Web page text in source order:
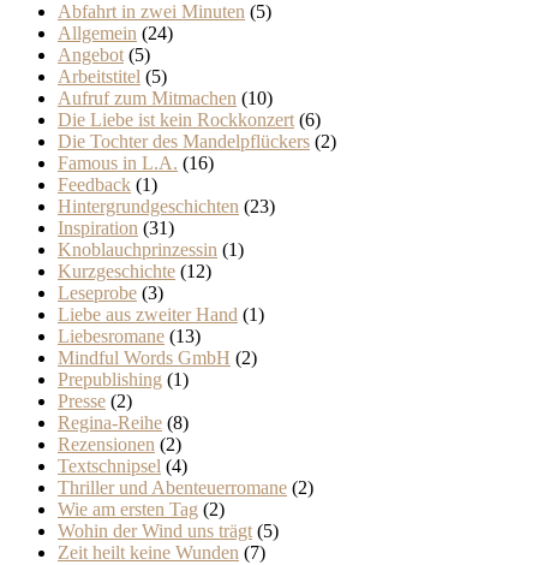
Abfahrt in zwei Minuten (5)
Allgemein (24)
Angebot (5)
Arbeitstitel (5)
Aufruf zum Mitmachen (10)
Die Liebe ist kein Rockkonzert (6)
Die Tochter des Mandelpflückers (2)
Famous in L.A. (16)
Feedback (1)
Hintergrundgeschichten (23)
Inspiration (31)
Knoblauchprinzessin (1)
Kurzgeschichte (12)
Leseprobe (3)
Liebe aus zweiter Hand (1)
Liebesromane (13)
Mindful Words GmbH (2)
Prepublishing (1)
Presse (2)
Regina-Reihe (8)
Rezensionen (2)
Textschnipsel (4)
Thriller und Abenteuerromane (2)
Wie am ersten Tag (2)
Wohin der Wind uns trägt (5)
Zeit heilt keine Wunden (7)